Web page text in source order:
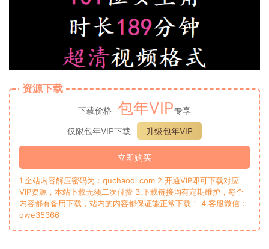
资源下载
下载价格 包年VIP专享
仅限包年VIP下载
升级包年VIP
立即购买
1.全站内容解压密码为：quchaodi.com 2.开通VIP即可下载对应
VIP资源，本站下载无须二次付费 3.下载链接均有定期维护，每个
内容都有备用下载，站内的内容都保证能正常下载！ 4.客服微信：
qwe35366